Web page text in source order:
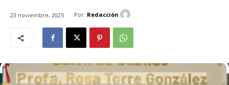
23 noviembre, 2025 Por: Redacción